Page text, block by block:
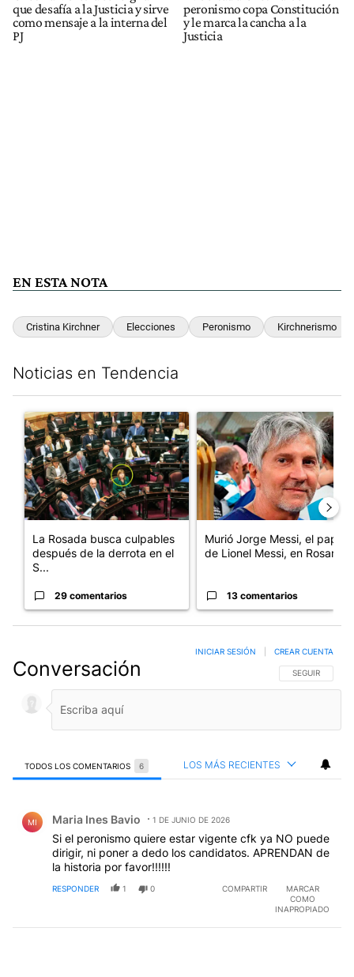
que desafía a la Justicia y sirve
como mensaje a la interna del
PJ
peronismo copa Constitución
y le marca la cancha a la
Justicia
EN ESTA NOTA
Cristina Kirchner Elecciones Peronismo Kirchnerismo
Noticias en Tendencia
Un artículo de tendencia con el título "La Rosada busca
La Rosada busca culpables
después de la derrota en el
S...
29 comentarios
Un artículo de tendencia con
Murió Jorge Messi, el papá
de Lionel Messi, en Rosario
13 comentarios
Conversación SIGA ESTA
SEGUIR
INICIAR SESIÓN CREAR CUENTA
TODOS LOS COMENTARIOS 6 LOS MÁS RECIENTES
MI Maria Ines Bavio 1 DE JUNIO DE 2026
Si el peronismo quiere estar vigente cfk ya NO puede
dirigir, ni poner a dedo los candidatos. APRENDAN de
la historia por favor!!!!!!
RESPONDER 1 0 COMPARTIR
MARCAR
COMO
INAPROPIADO